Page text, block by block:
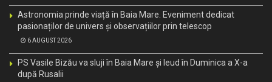
Astronomia prinde viață în Baia Mare. Eveniment dedicat
pasionaților de univers și observațiilor prin telescop
6 AUGUST 2026
PS Vasile Bizău va sluji în Baia Mare și Ieud în Duminica a X-a
după Rusalii